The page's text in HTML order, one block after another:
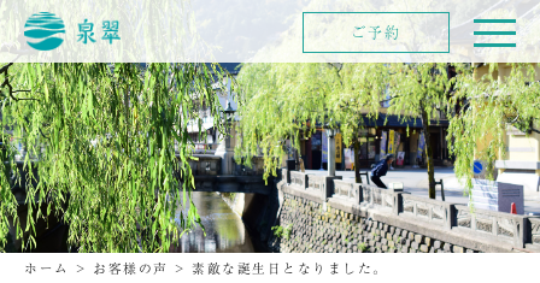
ホーム > お客様の声 > 素敵な誕生日となりました。
ご予約